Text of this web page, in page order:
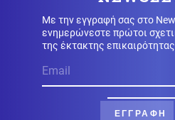
Κοινωνία
Τροχαίο δυστύχημα με
στη Μύκονο
Η ηρωική μάχη του 256
και τον Καραβά
Με την εγγραφή σας στο
ενημερώνεστε πρώτοι
της έκτακτης
ΕΓΓΡΑΦΗ